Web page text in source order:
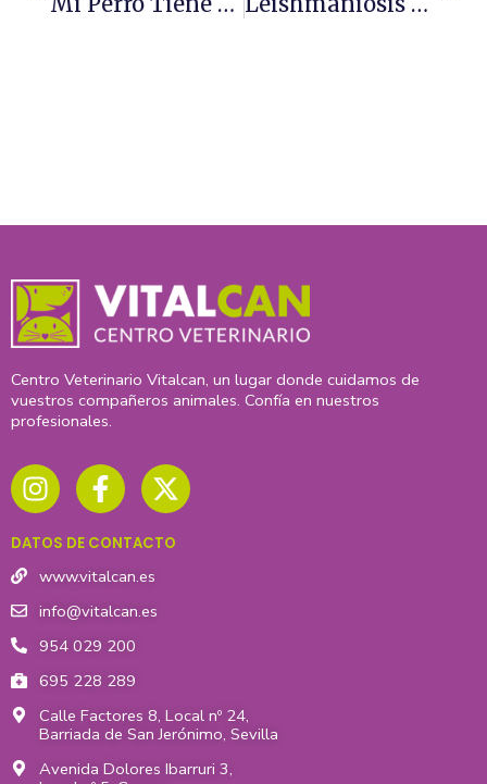
Centro Veterinario Vitalcan, un lugar donde cuidamos de
vuestros compañeros animales. Confía en nuestros
profesionales.
n
s
a
g
r
a
m
a
c
b
o
o
k
-
f
-
t
i
DATOS DE CONTACTO
www.vitalcan.es
info@vitalcan.es
954 029 200
695 228 289
Calle Factores 8, Local nº 24,
Barriada de San Jerónimo, Sevilla
Avenida Dolores Ibarruri 3,